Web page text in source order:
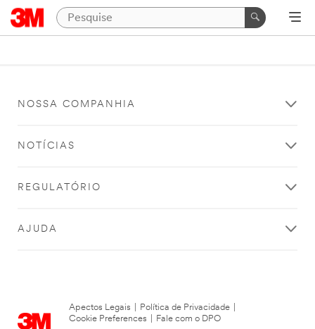
NOSSA COMPANHIA
NOTÍCIAS
REGULATÓRIO
AJUDA
Apectos Legais Política de Privacidade
Cookie Preferences
Fale com o DPO